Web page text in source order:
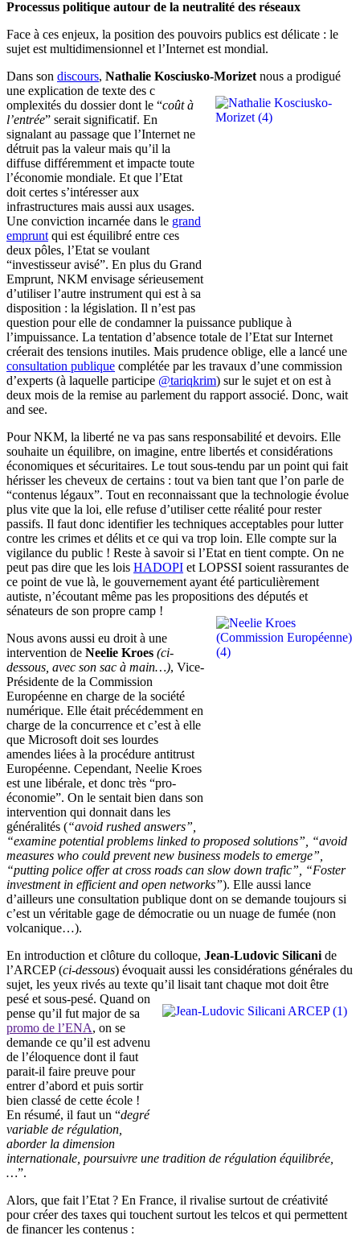
Processus politique autour de la neutralité des réseaux
Face à ces enjeux, la position des pouvoirs publics est délicate : le
sujet est multidimensionnel et l’Internet est mondial.
Dans son discours, Nathalie Kosciusko-Morizet nous a prodigué
une explication de texte des c
omplexités du dossier dont le “coût à
l’entrée” serait significatif. En
signalant au passage que l’Internet ne
détruit pas la valeur mais qu’il la
diffuse différemment et impacte toute
l’économie mondiale. Et que l’Etat
doit certes s’intéresser aux
infrastructures mais aussi aux usages.
Une conviction incarnée dans le grand
emprunt qui est équilibré entre ces
deux pôles, l’Etat se voulant
“investisseur avisé”. En plus du Grand
Emprunt, NKM envisage sérieusement
d’utiliser l’autre instrument qui est à sa
disposition : la législation. Il n’est pas
question pour elle de condamner la puissance publique à
l’impuissance. La tentation d’absence totale de l’Etat sur Internet
créerait des tensions inutiles. Mais prudence oblige, elle a lancé une
consultation publique complétée par les travaux d’une commission
d’experts (à laquelle participe @tariqkrim) sur le sujet et on est à
deux mois de la remise au parlement du rapport associé. Donc, wait
and see.
Pour NKM, la liberté ne va pas sans responsabilité et devoirs. Elle
souhaite un équilibre, on imagine, entre libertés et considérations
économiques et sécuritaires. Le tout sous-tendu par un point qui fait
hérisser les cheveux de certains : tout va bien tant que l’on parle de
“contenus légaux”. Tout en reconnaissant que la technologie évolue
plus vite que la loi, elle refuse d’utiliser cette réalité pour rester
passifs. Il faut donc identifier les techniques acceptables pour lutter
contre les crimes et délits et ce qui va trop loin. Elle compte sur la
vigilance du public ! Reste à savoir si l’Etat en tient compte. On ne
peut pas dire que les lois HADOPI et LOPSSI soient rassurantes de
ce point de vue là, le gouvernement ayant été particulièrement
autiste, n’écoutant même pas les propositions des députés et
sénateurs de son propre camp !
Nous avons aussi eu droit à une
intervention de Neelie Kroes (ci-
dessous, avec son sac à main…), Vice-
Présidente de la Commission
Européenne en charge de la société
numérique. Elle était précédemment en
charge de la concurrence et c’est à elle
que Microsoft doit ses lourdes
amendes liées à la procédure antitrust
Européenne. Cependant, Neelie Kroes
est une libérale, et donc très “pro-
économie”. On le sentait bien dans son
intervention qui donnait dans les
généralités (“avoid rushed answers”,
“examine potential problems linked to proposed solutions”, “avoid
measures who could prevent new business models to emerge”,
“putting police offer at cross roads can slow down trafic”, “Foster
investment in efficient and open networks”). Elle aussi lance
d’ailleurs une consultation publique dont on se demande toujours si
c’est un véritable gage de démocratie ou un nuage de fumée (non
volcanique…).
En introduction et clôture du colloque, Jean-Ludovic Silicani de
l’ARCEP (ci-dessous) évoquait aussi les considérations générales du
sujet, les yeux rivés au texte qu’il lisait tant chaque mot doit être
pesé et sous-pesé. Quand on
pense qu’il fut major de sa
promo de l’ENA, on se
demande ce qu’il est advenu
de l’éloquence dont il faut
parait-il faire preuve pour
entrer d’abord et puis sortir
bien classé de cette école !
En résumé, il faut un “degré
variable de régulation,
aborder la dimension
internationale, poursuivre une tradition de régulation équilibrée,
…”.
Alors, que fait l’Etat ? En France, il rivalise surtout de créativité
pour créer des taxes qui touchent surtout les telcos et qui permettent
de financer les contenus :